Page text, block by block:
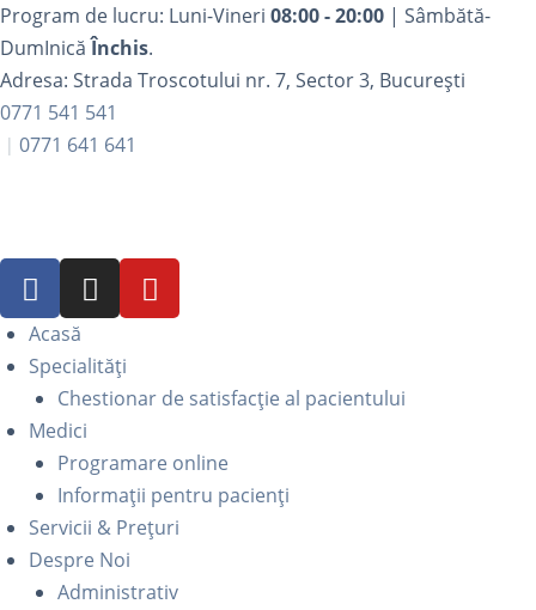
Program de lucru: Luni-Vineri 08:00 - 20:00 | Sâmbătă-
DumInicăÎnchis.
Adresa: Strada Troscotului nr. 7, Sector 3, București
0771 541 541
0771 641 641
Acasă
Specialități
Chestionar de satisfacție al pacientului
Medici
Programare online
Informații pentru pacienți
Servicii & Prețuri
Despre Noi
Administrativ